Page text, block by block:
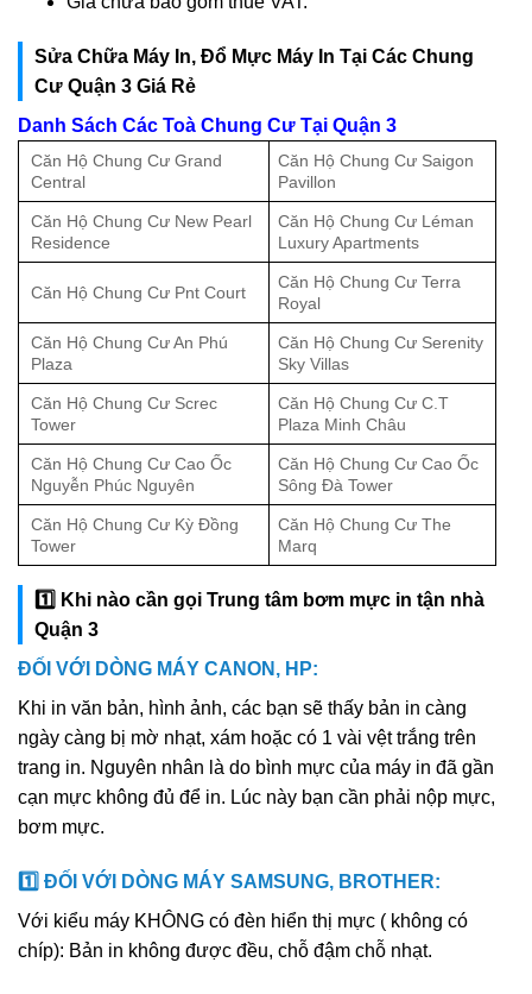
Sửa Chữa Máy In, Đổ Mực Máy In Tại Các Chung
Cư Quận 3 Giá Rẻ
Danh Sách Các Toà Chung Cư Tại Quận 3
Căn Hộ Chung Cư Grand
Central
Căn Hộ Chung Cư Saigon
Pavillon
Căn Hộ Chung Cư New Pearl
Residence
Căn Hộ Chung Cư Léman
Luxury Apartments
Căn Hộ Chung Cư Pnt Court
Căn Hộ Chung Cư Terra
Royal
Căn Hộ Chung Cư An Phú
Plaza
Căn Hộ Chung Cư Serenity
Sky Villas
Căn Hộ Chung Cư Screc
Tower
Căn Hộ Chung Cư C.T
Plaza Minh Châu
Căn Hộ Chung Cư Cao Ốc
Nguyễn Phúc Nguyên
Căn Hộ Chung Cư Cao Ốc
Sông Đà Tower
Căn Hộ Chung Cư Kỳ Đồng
Tower
Căn Hộ Chung Cư The
Marq
1️⃣ Khi nào cần gọi Trung tâm bơm mực in tận nhà
Quận 3
ĐỐI VỚI DÒNG MÁY CANON, HP:
Khi in văn bản, hình ảnh, các bạn sẽ thấy bản in càng
ngày càng bị mờ nhạt, xám hoặc có 1 vài vệt trắng trên
trang in. Nguyên nhân là do bình mực của máy in đã gần
cạn mực không đủ để in. Lúc này bạn cần phải nộp mực,
bơm mực.
1️⃣ ĐỐI VỚI DÒNG MÁY SAMSUNG, BROTHER:
Với kiểu máy KHÔNG có đèn hiển thị mực ( không có
chíp): Bản in không được đều, chỗ đậm chỗ nhạt.